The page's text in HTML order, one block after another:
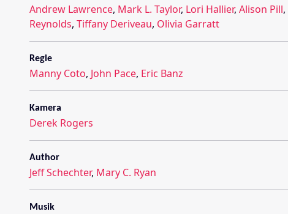
Andrew Lawrence, Mark L. Taylor, Lori Hallier, Alison Pill,
Reynolds, Tiffany Deriveau, Olivia Garratt
Regie
Manny Coto, John Pace, Eric Banz
Kamera
Derek Rogers
Author
Jeff Schechter, Mary C. Ryan
Musik